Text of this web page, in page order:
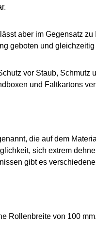
aber im Gegensatz
geboten und
vor Staub,
und Faltkartons
die auf dem
sich extrem
gibt es
Rollenbreite von 100